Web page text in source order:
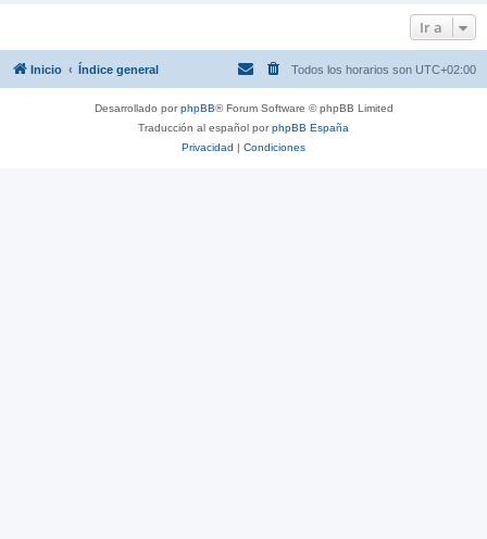
Ir a
Inicio Índice general Todos los horarios son UTC+02:00
Desarrollado porphpBB® Forum Software © phpBB Limited
Traducción al español porphpBB España
Privacidad | Condiciones